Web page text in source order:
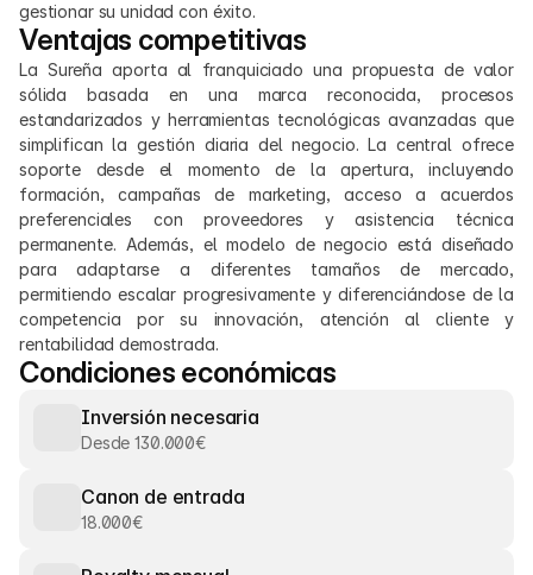
gestionar su unidad con éxito.
Ventajas competitivas
La Sureña aporta al franquiciado una propuesta de valor
sólida basada en una marca reconocida, procesos
estandarizados y herramientas tecnológicas avanzadas que
simplifican la gestión diaria del negocio. La central ofrece
soporte desde el momento de la apertura, incluyendo
formación, campañas de marketing, acceso a acuerdos
preferenciales con proveedores y asistencia técnica
permanente. Además, el modelo de negocio está diseñado
para adaptarse a diferentes tamaños de mercado,
permitiendo escalar progresivamente y diferenciándose de la
competencia por su innovación, atención al cliente y
rentabilidad demostrada.
Condiciones económicas
Inversión necesaria
Desde 130.000€
Canon de entrada
18.000€